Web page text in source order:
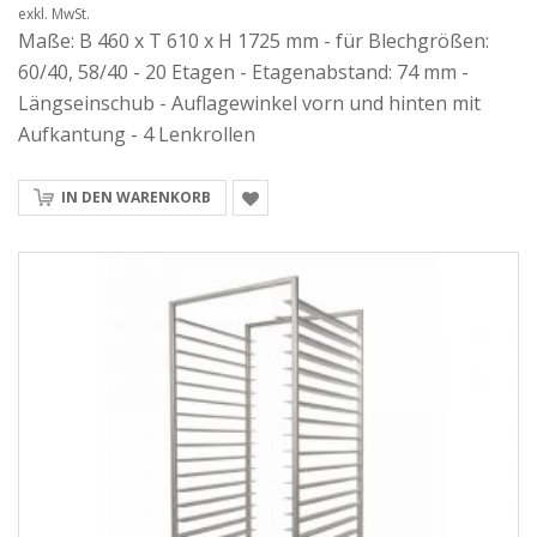
exkl. MwSt.
Maße: B 460 x T 610 x H 1725 mm - für Blechgrößen:
60/40, 58/40 - 20 Etagen - Etagenabstand: 74 mm -
Längseinschub - Auflagewinkel vorn und hinten mit
Aufkantung - 4 Lenkrollen
IN DEN WARENKORB